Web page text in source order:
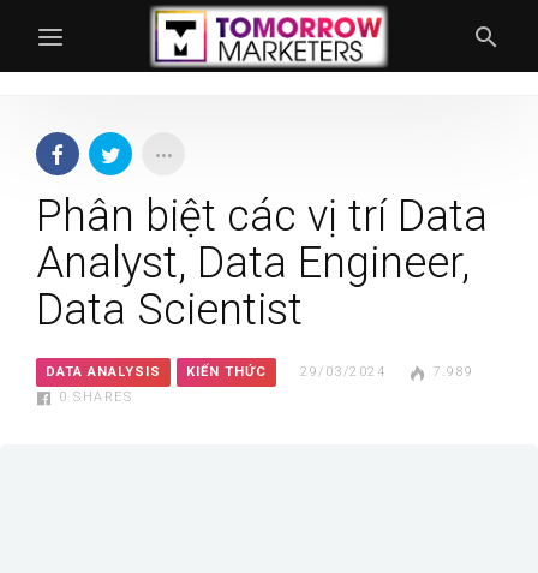
Phân biệt các vị trí Data
Analyst, Data Engineer,
Data Scientist
DATA ANALYSIS KIẾN THỨC 29/03/2024
7.989
0 SHARES